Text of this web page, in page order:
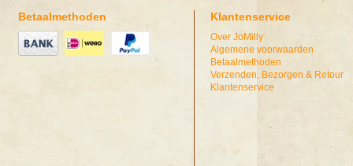
Betaalmethoden Klantenservice
Over JoMilly
Algemene voorwaarden
Betaalmethoden
Verzenden, Bezorgen & Retour
Klantenservice